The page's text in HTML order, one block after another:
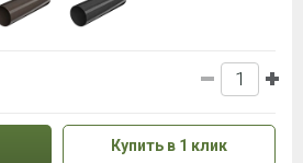
Купить в 1 клик